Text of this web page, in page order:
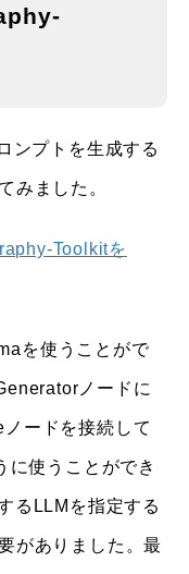
ンプトを生成する
みました。
Toolkitを
を使うことがで
ノードに
ードを接続して
使うことができ
るLLMを指定する
がありました。最